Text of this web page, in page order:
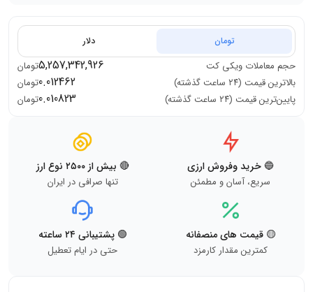
تومان دلار
حجم معاملات ویکی کت 5,257,342,926تومان
بالاترین قیمت (۲۴ ساعت گذشته)
0.012462تومان
پایین‌ترین قیمت (۲۴ ساعت گذشته)
0.010823تومان
🔵 خرید وفروش ارزی
سریع، آسان و مطمئن
🔴 بیش از ۲۵۰۰ نوع ارز
تنها صرافی در ایران
🟡 قیمت های منصفانه
کمترین مقدار کارمزد
🟢 پشتیبانی ۲۴ ساعته
حتی در ایام تعطیل